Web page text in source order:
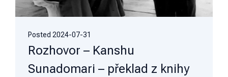
Posted 2024-07-31
Rozhovor – Kanshu
Sunadomari – překlad z knihy